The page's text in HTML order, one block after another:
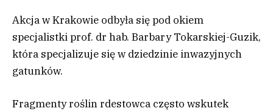
Akcja w Krakowie odbyła się pod okiem
specjalistki prof. dr hab. Barbary Tokarskiej-Guzik,
która specjalizuje się w dziedzinie inwazyjnych
gatunków.
Fragmenty roślin rdestowca często wskutek